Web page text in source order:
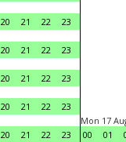
20 21 22
23
20 21 22
23
20 21 22
23
20 21 22
23
20 21 22 23
Mon 17
00
01